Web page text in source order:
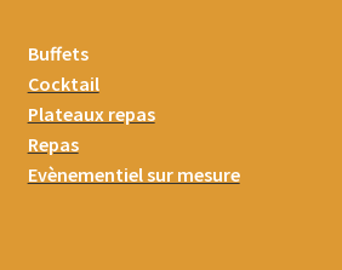
Buffets
Cocktail
Plateaux repas
Repas
Evènementiel sur mesure